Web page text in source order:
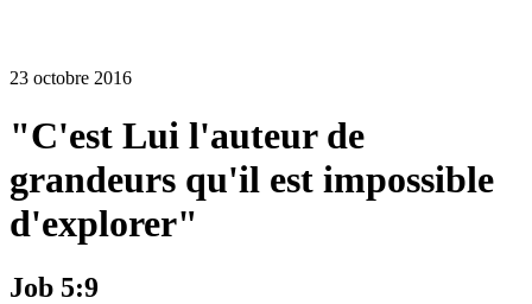
23 octobre 2016
"C'est Lui l'auteur de
grandeurs qu'il est impossible
d'explorer"
Job 5:9